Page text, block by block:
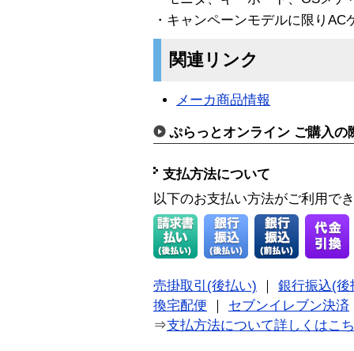
・キャンペーンモデルに限り
関連リンク
メーカ商品情報
ぷらっとオンライン ご購入の
支払方法について
以下のお支払い方法がご利用で
売掛取引(後払い)
銀行振込(後
換宅配便
セブンイレブン決済
⇒支払方法について詳しくはこ